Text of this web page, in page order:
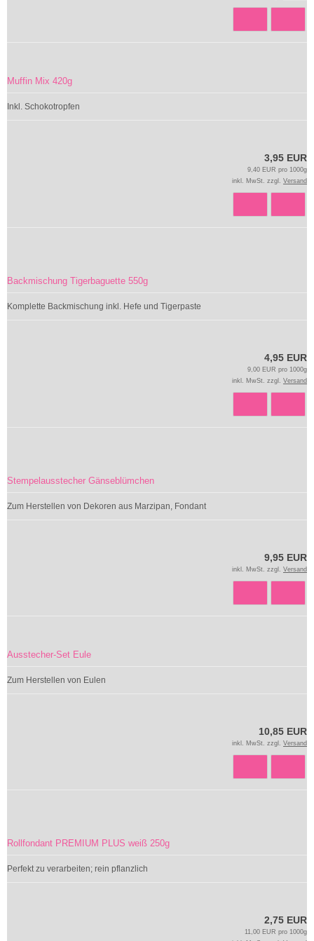
Muffin Mix 420g
Inkl. Schokotropfen
3,95 EUR
9,40 EUR pro 1000g
inkl. MwSt. zzgl. Versand
Backmischung Tigerbaguette 550g
Komplette Backmischung inkl. Hefe und Tigerpaste
4,95 EUR
9,00 EUR pro 1000g
inkl. MwSt. zzgl. Versand
Stempelausstecher Gänseblümchen
Zum Herstellen von Dekoren aus Marzipan, Fondant
9,95 EUR
inkl. MwSt. zzgl. Versand
Ausstecher-Set Eule
Zum Herstellen von Eulen
10,85 EUR
inkl. MwSt. zzgl. Versand
Rollfondant PREMIUM PLUS weiß 250g
Perfekt zu verarbeiten; rein pflanzlich
2,75 EUR
11,00 EUR pro 1000g